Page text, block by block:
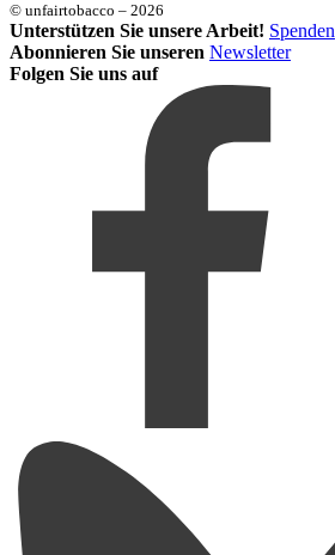
© unfairtobacco – 2026
Unterstützen Sie unsere Arbeit! Spenden
Abonnieren Sie unseren Newsletter
Folgen Sie uns auf